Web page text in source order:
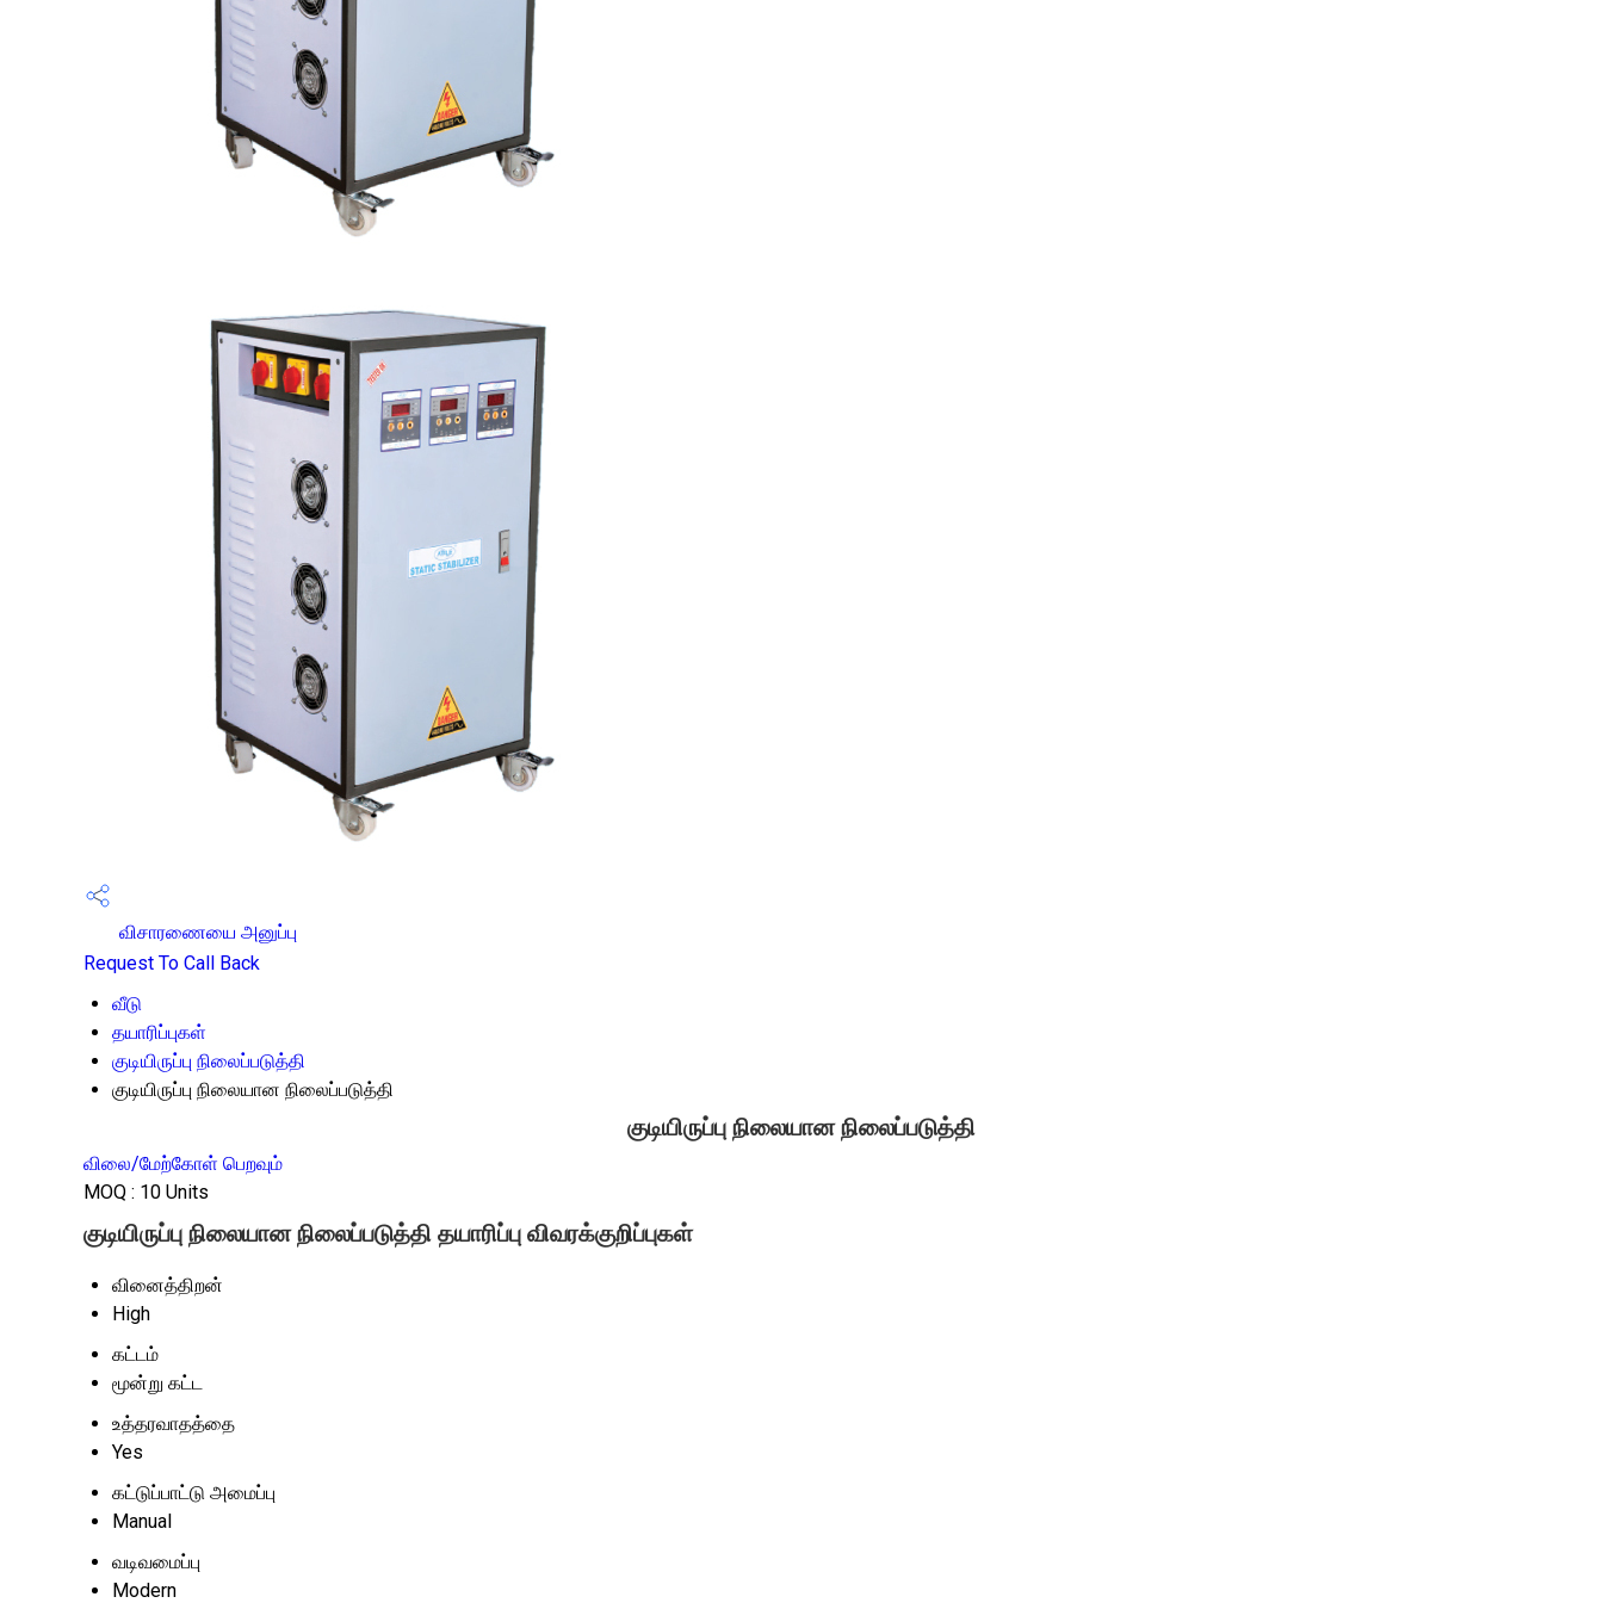
விசாரணையை அனுப்பு
Request To Call Back
வீடு
தயாரிப்புகள்
குடியிருப்பு நிலைப்படுத்தி
குடியிருப்பு நிலையான நிலைப்படுத்தி
குடியிருப்பு நிலையான நிலைப்படுத்தி
விலை/மேற்கோள் பெறவும்
MOQ : 10 Units
குடியிருப்பு நிலையான நிலைப்படுத்தி தயாரிப்பு விவரக்குறிப்புகள்
வினைத்திறன்
High
கட்டம்
மூன்று கட்ட
உத்தரவாதத்தை
Yes
கட்டுப்பாட்டு அமைப்பு
Manual
வடிவமைப்பு
Modern